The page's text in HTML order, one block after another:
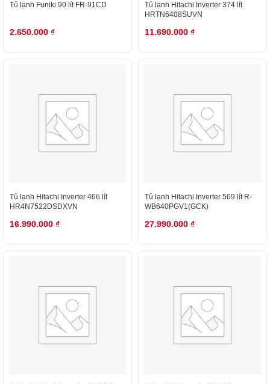
Tủ lạnh Funiki 90 lít FR-91CD
2.650.000 ₫
Tủ lạnh Hitachi Inverter 374 lít
HRTN6408SUVN
11.690.000 ₫
Tủ lạnh Hitachi Inverter 466 lít
HR4N7522DSDXVN
16.990.000 ₫
Tủ lạnh Hitachi Inverter 569 lít R-
WB640PGV1(GCK)
27.990.000 ₫